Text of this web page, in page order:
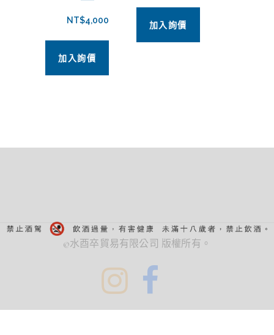
NT$4,000
加入詢價
加入詢價
©水酉卒貿易有限公司 版權所有。